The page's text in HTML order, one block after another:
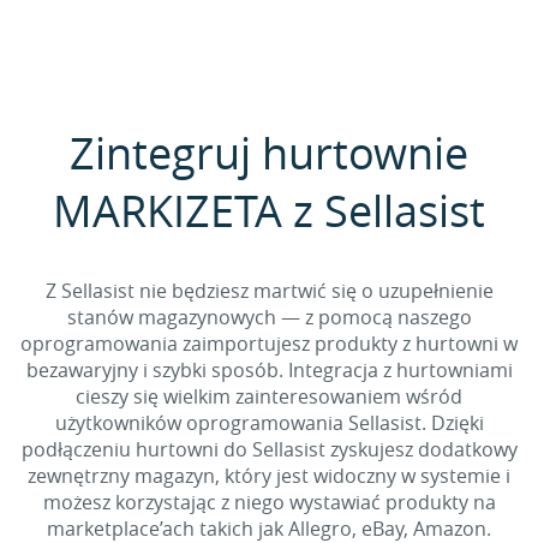
Zintegruj hurtownie
MARKIZETA z Sellasist
Z Sellasist nie będziesz martwić się o uzupełnienie
stanów magazynowych — z pomocą naszego
oprogramowania zaimportujesz produkty z hurtowni w
bezawaryjny i szybki sposób. Integracja z hurtowniami
cieszy się wielkim zainteresowaniem wśród
użytkowników oprogramowania Sellasist. Dzięki
podłączeniu hurtowni do Sellasist zyskujesz dodatkowy
zewnętrzny magazyn, który jest widoczny w systemie i
możesz korzystając z niego wystawiać produkty na
marketplace’ach takich jak Allegro, eBay, Amazon.